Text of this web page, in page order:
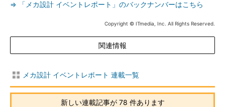
⇒ 「メカ設計 イベントレポート」のバックナンバーはこちら
Copyright © ITmedia, Inc. All Rights Reserved.
関連情報
メカ設計 イベントレポート 連載一覧
新しい連載記事が 78 件あります